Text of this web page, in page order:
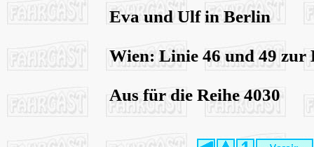
Eva und Ulf in Berlin
Wien: Linie 46 und 49 zur
Aus für die Reihe 4030